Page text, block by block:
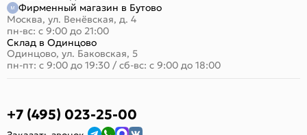
Фирменный магазин в Бутово
Москва, ул. Венёвская, д. 4
пн-вс: с 9:00 до 21:00
Склад в Одинцово
Одинцово, ул. Баковская, 5
пн-пт: с 9:00 до 19:30 / сб-вс: с 9:00 до 18:00
+7 (495) 023-25-00